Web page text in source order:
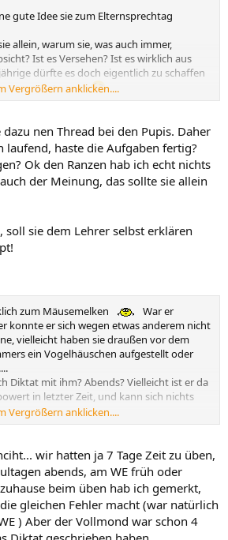
gute Idee sie zum Elternsprechtag
allein, warum sie, was auch immer,
Ist es Versehen? Ist es wirklich aus
dürfte es doch eigentlich zu schaffen
alle einpackt
geistige Abwesenheit, in Form von
Vergrößern anklicken....
dazu nen Thread bei den Pupis. Daher
laufend, haste die Aufgaben fertig?
Ok den Ranzen hab ich echt nichts
der Meinung, das sollte sie allein
soll sie dem Lehrer selbst erklären
zum Mäusemelken
War er
konnte er sich wegen etwas anderem nicht
vielleicht haben sie draußen vor dem
ein Vogelhäuschen aufgestellt oder
Diktat mit ihm? Abends? Vielleicht ist er da
in letzter Zeit, und kann sich nichts
Vergrößern anklicken....
wir hatten ja 7 Tage Zeit zu üben,
abends, am WE früh oder
beim üben hab ich gemerkt,
gleichen Fehler macht (war natürlich
) Aber der Vollmond war schon 4